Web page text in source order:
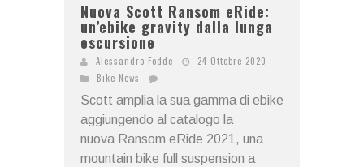
Nuova Scott Ransom eRide:
un’ebike gravity dalla lunga
escursione
Alessandro Fodde
24 Ottobre 2020
Bike News
Scott amplia la sua gamma di ebike
aggiungendo al catalogo la
nuova Ransom eRide 2021, una
mountain bike full suspension a